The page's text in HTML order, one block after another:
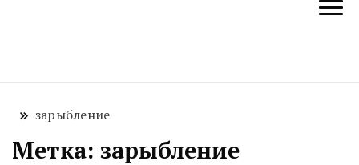
зарыбление
Метка: зарыбление